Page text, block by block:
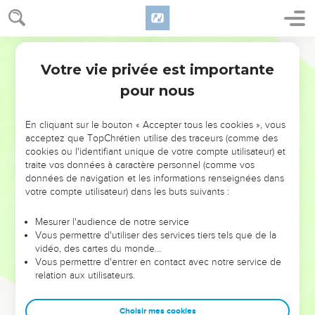
NE MANQUEZ PAS L’ÉVÉNEMENT
DE L’ANNÉE !
ET SI LEURS ERREURS POUVAIENT VOUS ÉVITER LES
VOTRES ?
leur foi ou leur vision. Mais on voit moins les doutes, les erreurs
et les saisons difficiles qu'ils ont traversés, alors même que ce
sont elles qui les ont façonnés.
Dans cette conférence, leaders, entrepreneurs, et responsables
clés pour avancer avec plus de sagesse afin que leurs erreurs
Votre vie privée est importante
pour nous
En cliquant sur le bouton « Accepter tous les cookies », vous
acceptez que TopChrétien utilise des traceurs (comme des
cookies ou l'identifiant unique de votre compte utilisateur) et
traite vos données à caractère personnel (comme vos
données de navigation et les informations renseignées dans
votre compte utilisateur) dans les buts suivants :
Mesurer l'audience de notre service
Vous permettre d'utiliser des services tiers tels que de la
vidéo, des cartes du monde…
Vous permettre d'entrer en contact avec notre service de
relation aux utilisateurs.
Choisir mes cookies